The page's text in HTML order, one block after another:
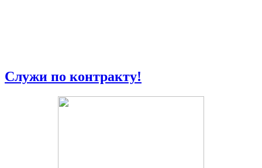
Служи по контракту!